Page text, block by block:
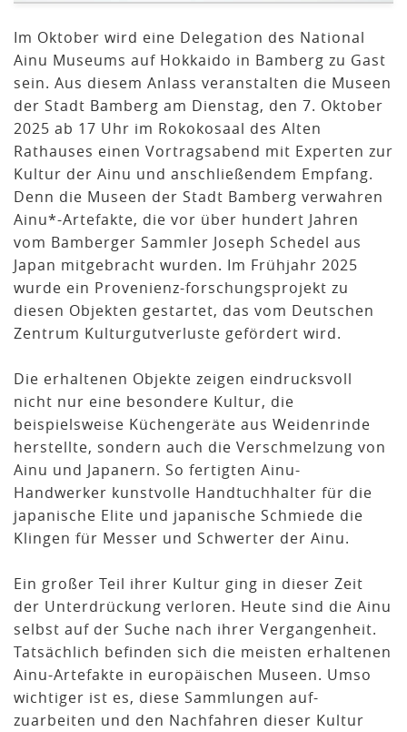
Im Oktober wird eine Delegation des National
Ainu Museums auf Hokkaido in Bamberg zu Gast
sein. Aus diesem Anlass veranstalten die Museen
der Stadt Bamberg am Dienstag, den 7. Oktober
2025 ab 17 Uhr im Rokokosaal des Alten
Rathauses einen Vortragsabend mit Experten zur
Kultur der Ainu und anschließendem Empfang.
Denn die Museen der Stadt Bamberg verwahren
Ainu*-Artefakte, die vor über hundert Jahren
vom Bamberger Sammler Joseph Schedel aus
Japan mitgebracht wurden. Im Frühjahr 2025
wurde ein Provenienz-forschungsprojekt zu
diesen Objekten gestartet, das vom Deutschen
Zentrum Kulturgutverluste gefördert wird.
Die erhaltenen Objekte zeigen eindrucksvoll
nicht nur eine besondere Kultur, die
beispielsweise Küchengeräte aus Weidenrinde
herstellte, sondern auch die Verschmelzung von
Ainu und Japanern. So fertigten Ainu-
Handwerker kunstvolle Handtuchhalter für die
japanische Elite und japanische Schmiede die
Klingen für Messer und Schwerter der Ainu.
Ein großer Teil ihrer Kultur ging in dieser Zeit
der Unterdrückung verloren. Heute sind die Ainu
selbst auf der Suche nach ihrer Vergangenheit.
Tatsächlich befinden sich die meisten erhaltenen
Ainu-Artefakte in europäischen Museen. Umso
wichtiger ist es, diese Sammlungen auf-
zuarbeiten und den Nachfahren dieser Kultur